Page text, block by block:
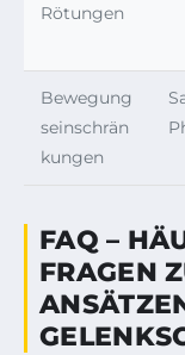
Rötungen
Bewegung
seinschrän
kungen
FAQ –
FRAGEN